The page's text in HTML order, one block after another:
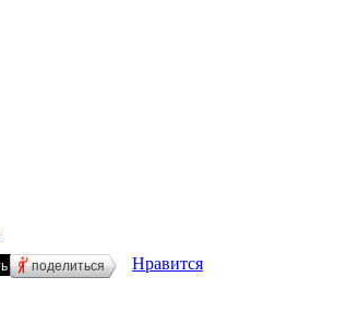
поделиться Нравится